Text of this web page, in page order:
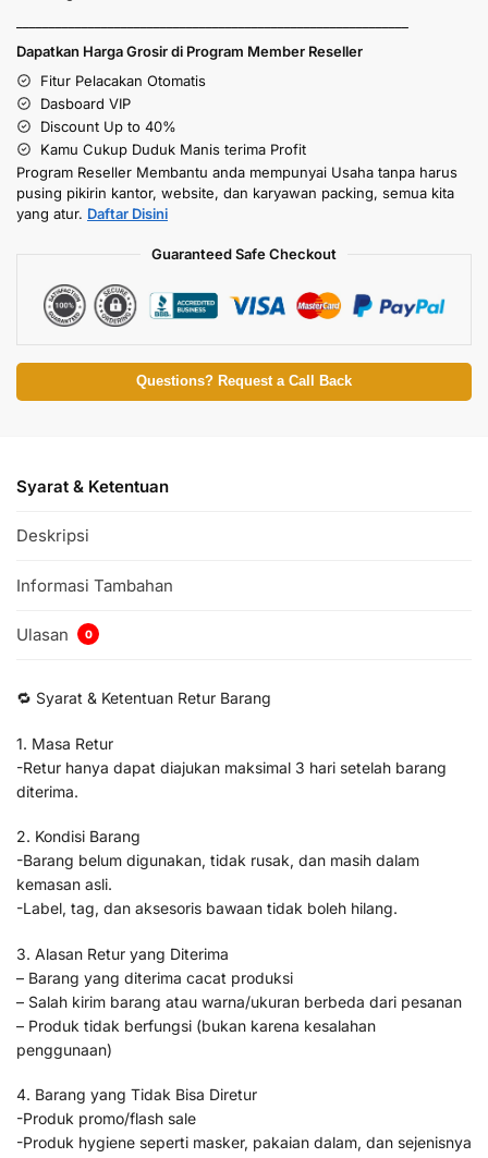
Dapatkan Harga Grosir di Program Member Reseller
Fitur Pelacakan Otomatis
Dasboard VIP
Discount Up to 40%
Kamu Cukup Duduk Manis terima Profit
Program Reseller Membantu anda mempunyai Usaha tanpa harus
pusing pikirin kantor, website, dan karyawan packing, semua kita
yang atur. Daftar Disini
Guaranteed Safe Checkout
Questions? Request a Call Back
Syarat & Ketentuan
Deskripsi
Informasi Tambahan
Ulasan 0
🔁 Syarat & Ketentuan Retur Barang
1. Masa Retur
-Retur hanya dapat diajukan maksimal 3 hari setelah barang
diterima.
2. Kondisi Barang
-Barang belum digunakan, tidak rusak, dan masih dalam
kemasan asli.
-Label, tag, dan aksesoris bawaan tidak boleh hilang.
3. Alasan Retur yang Diterima
– Barang yang diterima cacat produksi
– Salah kirim barang atau warna/ukuran berbeda dari pesanan
– Produk tidak berfungsi (bukan karena kesalahan
penggunaan)
4. Barang yang Tidak Bisa Diretur
-Produk promo/flash sale
-Produk hygiene seperti masker, pakaian dalam, dan sejenisnya